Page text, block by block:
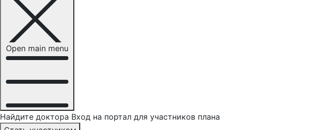
Open main menu
Найдите доктора Вход на портал для участников плана